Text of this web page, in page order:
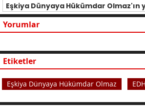
Eşkiya Dünyaya Hükümdar Olmaz'ın
Yorumlar
Etiketler
Eşkiya Dünyaya Hükümdar Olmaz